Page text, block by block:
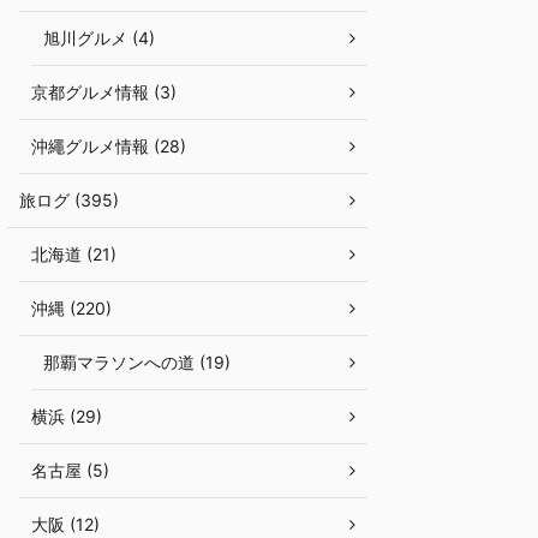
旭川グルメ (4)
京都グルメ情報 (3)
沖繩グルメ情報 (28)
旅ログ (395)
北海道 (21)
沖縄 (220)
那覇マラソンへの道 (19)
横浜 (29)
名古屋 (5)
大阪 (12)